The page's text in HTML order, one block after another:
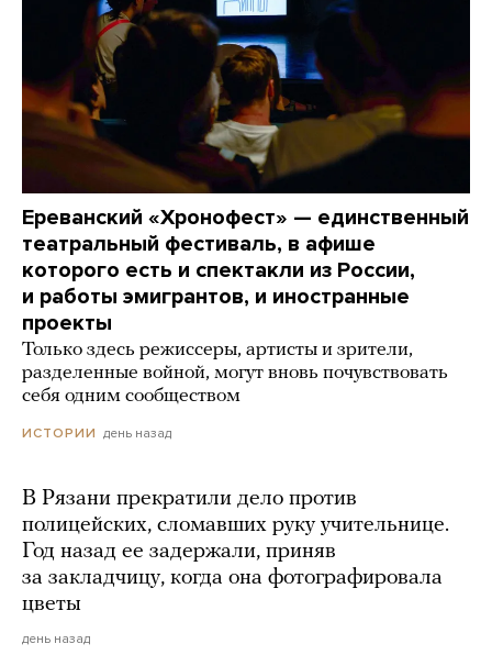
Ереванский «Хронофест» — единственный
театральный фестиваль, в афише
которого есть и спектакли из России,
и работы эмигрантов, и иностранные
проекты
Только здесь режиссеры, артисты и зрители,
разделенные войной, могут вновь почувствовать
себя одним сообществом
ИСТОРИИ день назад
В Рязани прекратили дело против
полицейских, сломавших руку учительнице.
Год назад ее задержали, приняв
за закладчицу, когда она фотографировала
цветы
день назад